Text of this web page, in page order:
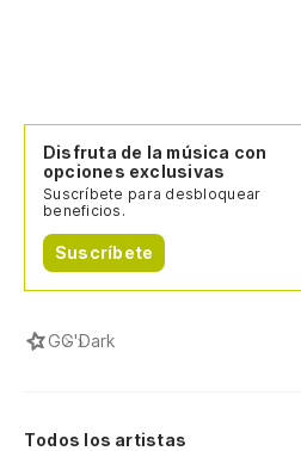
Disfruta de la música con
opciones exclusivas
Suscríbete para desbloquear
beneficios.
Suscríbete
GG'Dark
Todos los artistas